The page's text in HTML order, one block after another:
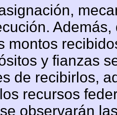
montos
y fianzas
de recibirlos,
recursos
observarán